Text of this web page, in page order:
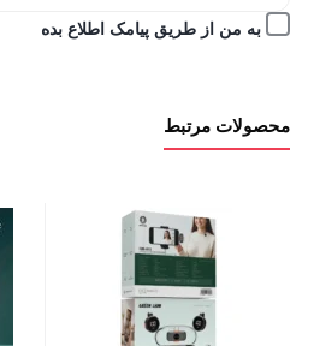
Careبه من از طریق پیامک اطلاع بده
محصولات مرتبط